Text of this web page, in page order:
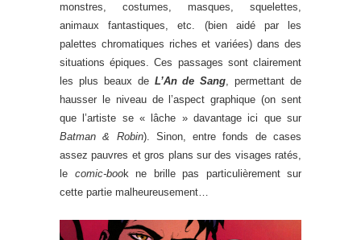
monstres, costumes, masques, squelettes,
animaux fantastiques, etc. (bien aidé par les
palettes chromatiques riches et variées) dans des
situations épiques. Ces passages sont clairement
les plus beaux de L’An de Sang, permettant de
hausser le niveau de l’aspect graphique (on sent
que l’artiste se « lâche » davantage ici que sur
Batman & Robin). Sinon, entre fonds de cases
assez pauvres et gros plans sur des visages ratés,
le comic-book ne brille pas particulièrement sur
cette partie malheureusement…